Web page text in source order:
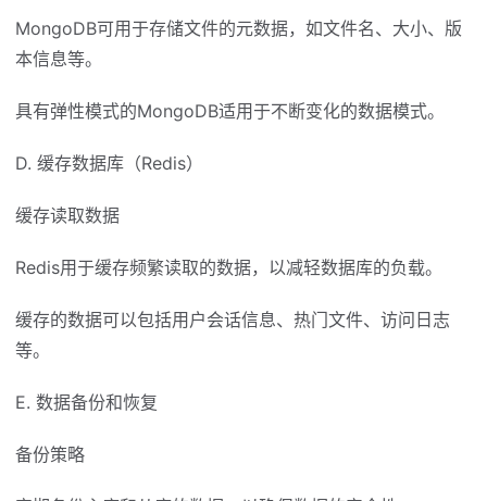
MongoDB可用于存储文件的元数据，如文件名、大小、版
本信息等。
具有弹性模式的MongoDB适用于不断变化的数据模式。
D. 缓存数据库（Redis）
缓存读取数据
Redis用于缓存频繁读取的数据，以减轻数据库的负载。
缓存的数据可以包括用户会话信息、热门文件、访问日志
等。
E. 数据备份和恢复
备份策略